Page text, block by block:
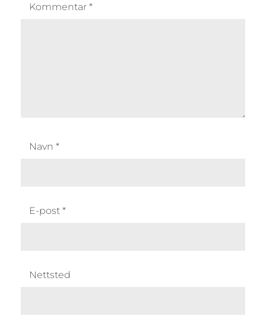
Kommentar *
Navn *
E-post *
Nettsted